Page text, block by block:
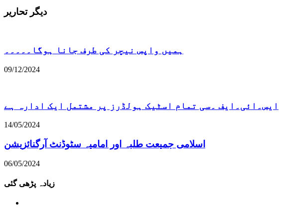
دیگر تحاریر
ہمیں واپس نیچر کی طرف جانا ہوگا۔۔۔۔۔
09/12/2024
ایس۔ائی۔ایف ۔سی تمام اسٹیک ہولڈرز پر مشتمل ایک ادارہ ہے
14/05/2024
اسلامی جمیعت طلبہ اور امامیہ سٹوڈنٹ آرگنائزیشن
06/05/2024
زیادہ پڑھی گئی